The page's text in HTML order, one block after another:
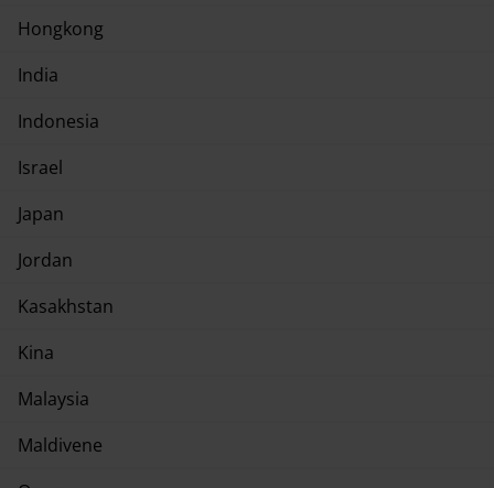
Hongkong
India
Indonesia
Israel
Japan
Jordan
Kasakhstan
Kina
Malaysia
Maldivene